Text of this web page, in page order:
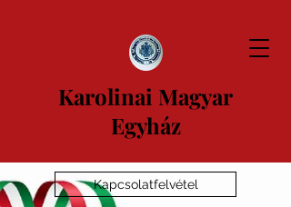
Karolinai Magyar
Egyház
Kapcsolatfelvétel